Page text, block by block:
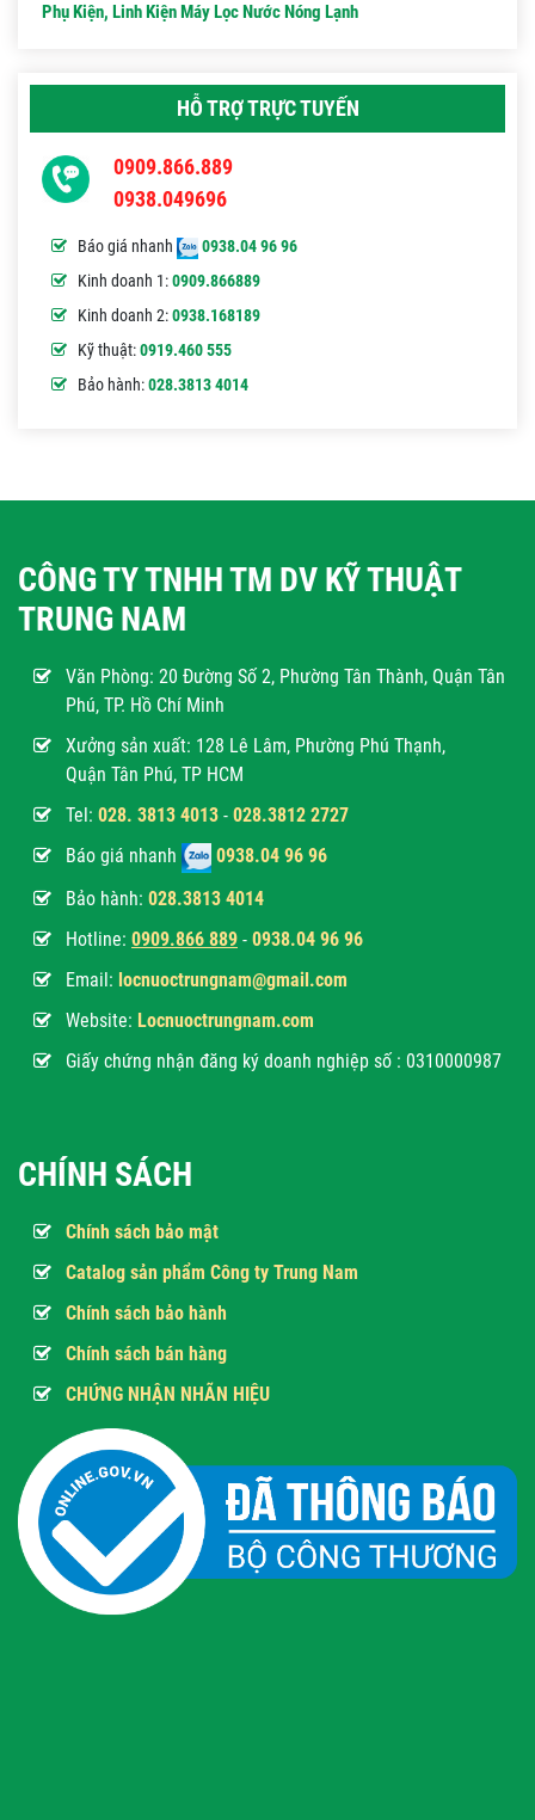
Phụ Kiện, Linh Kiện Máy Lọc Nước Nóng Lạnh
HỖ TRỢ TRỰC TUYẾN
0909.866.889
0938.049696
Báo giá nhanh
0938.04 96 96
Kinh doanh 1:0909.866889
Kinh doanh 2:0938.168189
Kỹ thuật:0919.460 555
Bảo hành:028.3813 4014
CÔNG TY TNHH TM DV KỸ THUẬT
TRUNG NAM
Văn Phòng: 20 Đường Số 2, Phường Tân Thành, Quận Tân
Phú, TP. Hồ Chí Minh
Xưởng sản xuất: 128 Lê Lâm, Phường Phú Thạnh,
Quận Tân Phú, TP HCM
Tel: 028. 3813 4013 - 028.3812 2727
Báo giá nhanh
0938.04 96 96
Bảo hành: 028.3813 4014
Hotline: 0909.866 889 - 0938.04 96 96
Email: locnuoctrungnam@gmail.com
Website: Locnuoctrungnam.com
Giấy chứng nhận đăng ký doanh nghiệp số : 0310000987
CHÍNH SÁCH
Chính sách bảo mật
Catalog sản phẩm Công ty Trung Nam
Chính sách bảo hành
Chính sách bán hàng
CHỨNG NHẬN NHÃN HIỆU